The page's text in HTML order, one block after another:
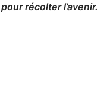
récolter l’avenir.